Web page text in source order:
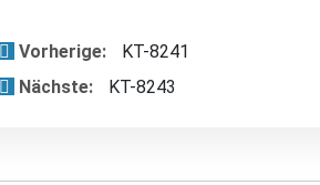
Vorherige:
KT-8241
Nächste:
KT-8243